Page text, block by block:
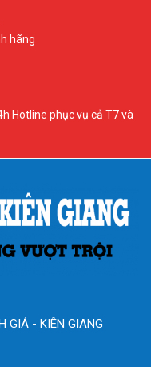
hãng
Hotline phục vụ cả T7 và
GIÁ - KIÊN GIANG